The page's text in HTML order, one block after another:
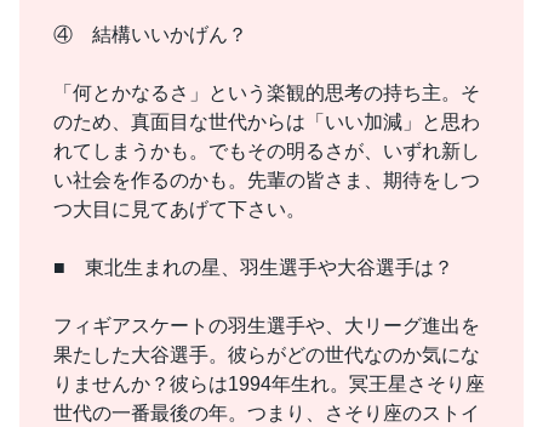
④ 結構いいかげん？
「何とかなるさ」という楽観的思考の持ち主。そ
のため、真面目な世代からは「いい加減」と思わ
れてしまうかも。でもその明るさが、いずれ新し
い社会を作るのかも。先輩の皆さま、期待をしつ
つ大目に見てあげて下さい。
■ 東北生まれの星、羽生選手や大谷選手は？
フィギアスケートの羽生選手や、大リーグ進出を
果たした大谷選手。彼らがどの世代なのか気にな
りませんか？彼らは1994年生れ。冥王星さそり座
世代の一番最後の年。つまり、さそり座のストイ